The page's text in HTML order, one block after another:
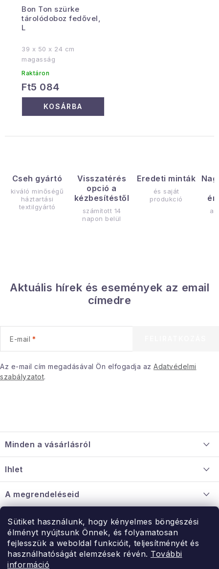
Sütiket használunk, hogy kényelmes böngészési
élményt nyújtsunk Önnek, és folyamatosan
fejlesszük a weboldal funkcióit, teljesítményét és
használhatóságát elemzések révén. További
információ
Cseh gyártó
kiváló minőségű
háztartási
textilgyártó
Visszatérés
opció a
kézbesítéstől
számított 14
napon belül
Eredeti minták
és saját
produkció
Bon Ton szürke
tárolódoboz fedővel,
L
39 x 50 x 24 cm
magasság
Raktáron
Ft5 084
KOSÁRBA
Aktuális hírek és események az email
címedre
E-mail
Az e-mail cím megadásával Ön elfogadja az Adatvédelmi
szabályzatot.
á
b
é
c
Minden a vásárlásról
Információ a mellékletről
Nagykereskedelmi együttműködés
Ihlet
A megrendeléseid
Érintkezés
Rendelésem
Érintkezés
Hé-Pé: 9:00-15:00
uzlet@modernvasarlas.hu